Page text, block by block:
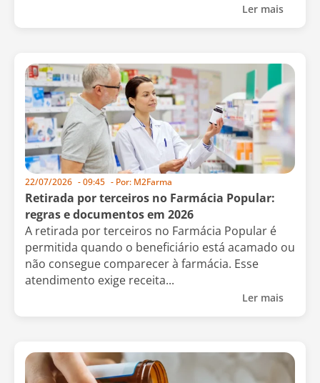
Ler mais
22/07/2026 -09:45 - Por: M2Farma
Retirada por terceiros no Farmácia Popular:
regras e documentos em 2026
A retirada por terceiros no Farmácia Popular é
permitida quando o beneficiário está acamado ou
não consegue comparecer à farmácia. Esse
atendimento exige receita...
Ler mais